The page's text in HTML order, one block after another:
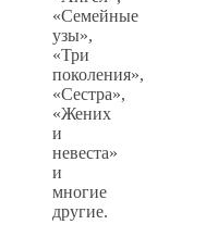
«Семейные
узы»,
«Три
поколения»,
«Сестра»,
«Жених
и
невеста»
и
многие
другие.